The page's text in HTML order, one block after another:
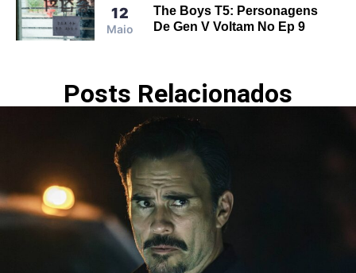
12
Maio
The Boys T5: Personagens
De Gen V Voltam No Ep 9
Posts Relacionados